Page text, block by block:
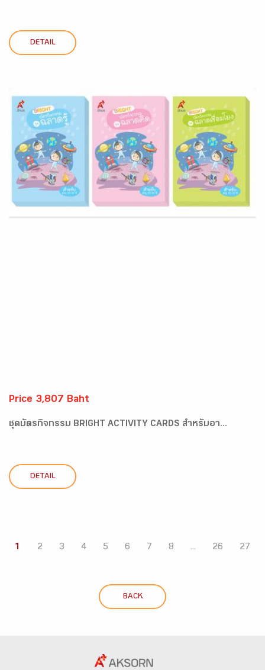
DETAIL
Price 3,807 Baht
ชุดบัตรกิจกรรม BRIGHT ACTIVITY CARDS สำหรับอา...
DETAIL
1 2 3 4 5 6 7 8 ... 26 27
BACK